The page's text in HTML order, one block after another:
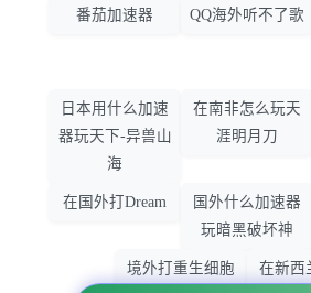
番茄加速器 QQ海外听不了歌
日本用什么加速
器玩天下-异兽山
海
在南非怎么玩天
涯明月刀
在国外打Dream
国外什么加速器
玩暗黑破坏神
境外打重生细胞
在新西